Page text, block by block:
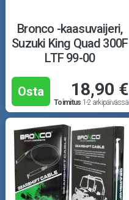
Bronco -kaasuvaijeri,
Suzuki King Quad 300F
LTF 99-00
Osta 18,90 €
Toimitus 1-2 arkipäivässä